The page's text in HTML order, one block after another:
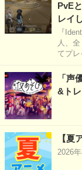
PvE
レイ
『
人、
てプレ
「声
&ト
【夏
2026